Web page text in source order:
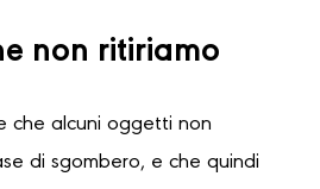
non ritiriamo
che alcuni oggetti non
di sgombero, e che quindi